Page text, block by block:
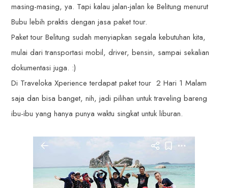
masing-masing, ya. Tapi kalau jalan-jalan ke Belitung menurut
Bubu lebih praktis dengan jasa paket tour.
Paket tour Belitung sudah menyiapkan segala kebutuhan kita,
mulai dari transportasi mobil, driver, bensin, sampai sekalian
dokumentasi juga. :)
Di Traveloka Xperience terdapat paket tour 2 Hari 1 Malam
saja dan bisa banget, nih, jadi pilihan untuk traveling bareng
ibu-ibu yang hanya punya waktu singkat untuk liburan.